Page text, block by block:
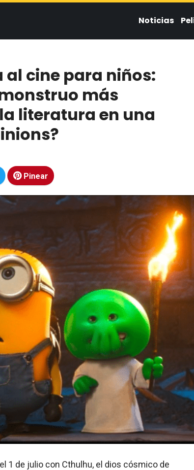
Noticias
cine para niños:
más
literatura en una
Pinear
1 de julio con Cthulhu, el dios cósmico de